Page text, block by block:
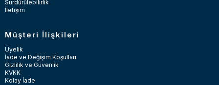
Sürdürülebilirlik
İletişim
Müşteri İlişkileri
Üyelik
İade ve Değişim Koşulları
Gizlilik ve Güvenlik
KVKK
Kolay İade